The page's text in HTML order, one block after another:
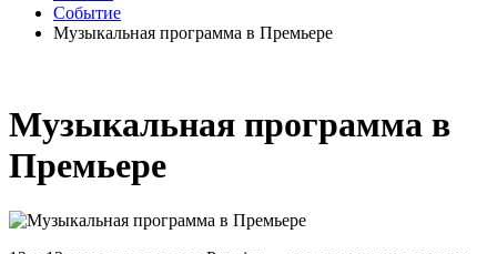
Событие
Музыкальная программа в Премьере
Музыкальная программа в
Премьере